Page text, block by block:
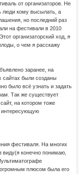
от организаторов. Не
люди кому высылать, а
но последний раз
на фестивали в 2010
организаторский ход, я
о чем я расскажу
заранее, на
сайтах были созданы
было всё узнать и задать
Так же существует
на котором тоже
интересующую
фестиваля. На многих
виду(я конечно понимаю,
огромным плюсом была его